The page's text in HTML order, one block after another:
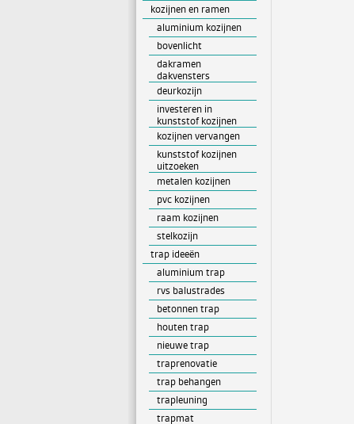
kozijnen en ramen
aluminium kozijnen
bovenlicht
dakramen
dakvensters
deurkozijn
investeren in
kunststof kozijnen
kozijnen vervangen
kunststof kozijnen
uitzoeken
metalen kozijnen
pvc kozijnen
raam kozijnen
stelkozijn
trap ideeën
aluminium trap
rvs balustrades
betonnen trap
houten trap
nieuwe trap
traprenovatie
trap behangen
trapleuning
trapmat